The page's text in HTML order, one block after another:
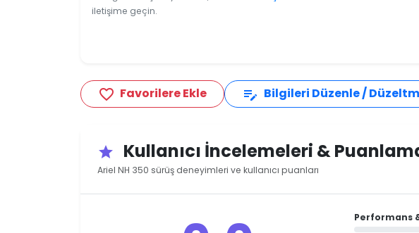
iletişime geçin.
favorite_border Favorilere Ekle edit_note Bilgileri Düzenle /
star Kullanıcı İncelemeleri &
Ariel NH 350 sürüş deneyimleri ve kullanıcı puanları
Performans